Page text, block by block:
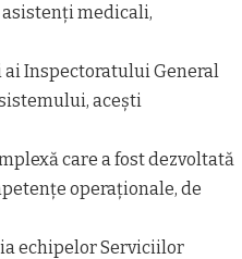
medicali,
Inspectoratului General
acești
care a fost dezvoltată
operaționale, de
echipelor Serviciilor